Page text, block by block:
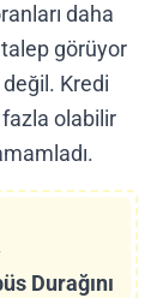
daha
görüyor
Kredi
fazla olabilir
Durağını